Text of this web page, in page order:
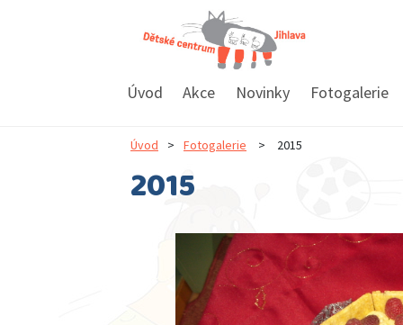
Úvod Akce Novinky Fotogalerie
Úvod > Fotogalerie > 2015
2015